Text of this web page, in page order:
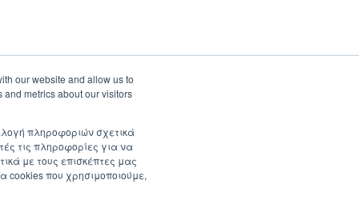
our website and allow us to
metrics about our visitors
πληροφοριών σχετικά
τις πληροφορίες για να
με τους επισκέπτες μας
cookies που χρησιμοποιούμε,